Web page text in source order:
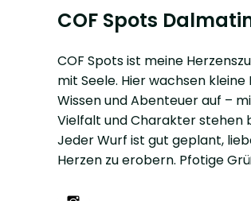
COF Spots
COF Spots ist meine
mit Seele. Hier wachsen
Wissen und Abenteuer auf –
Vielfalt und Charakter stehen
Jeder Wurf ist gut geplant,
Herzen zu erobern. Pfotige